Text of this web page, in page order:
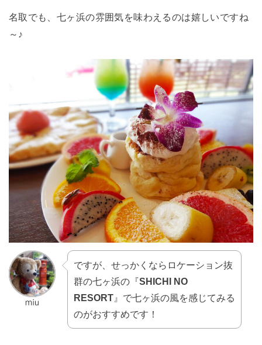
名取でも、七ヶ浜の雰囲気を味わえるのは嬉しいですね
～♪
ですが、せっかくならロケーション抜
群の七ヶ浜の『SHICHI NO
RESORT』で七ヶ浜の風を感じてみる
のがおすすめです！